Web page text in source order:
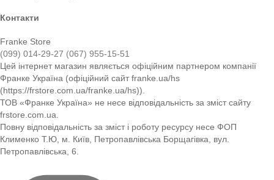
Контакти
Franke Store
(099) 014-29-27 (067) 955-15-51
Цей інтернет магазин являється офіційним партнером компанії
Франке Україна (офіційний сайт franke.ua/hs
(https://frstore.com.ua/franke.ua/hs)).
ТОВ «Франке Україна» не несе відповідальність за зміст сайту
frstore.com.ua.
Повну відповідальність за зміст і роботу ресурсу несе ФОП
Клименко Т.Ю, м. Київ, Петропавлівська Борщагівка, вул.
Петропавлівська, 6.